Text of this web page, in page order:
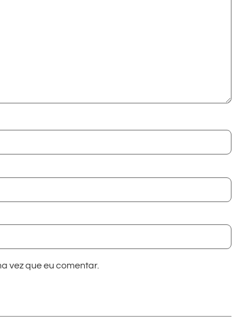
vez que eu comentar.